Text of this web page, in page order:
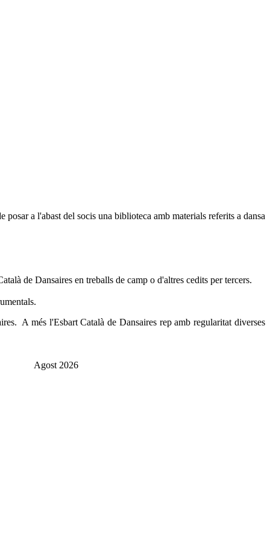
a l'abast del socis una biblioteca amb materials referits a dansa
de Dansaires en treballs de camp o d'altres cedits per tercers.
A més l'Esbart Català de Dansaires rep amb regularitat diverses
Agost 2026